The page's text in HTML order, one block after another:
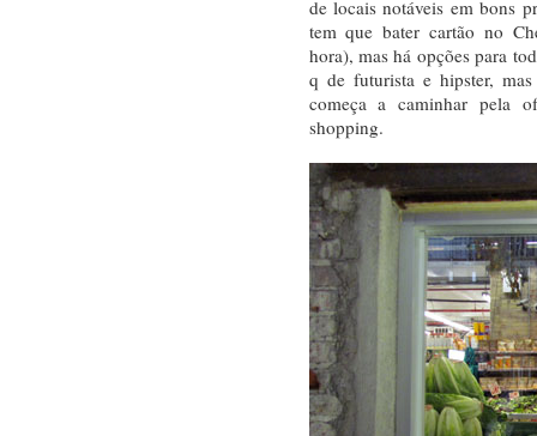
de locais notáveis em bons
tem que bater cartão no
hora), mas há opções para
q de futurista e hipster,
começa a caminhar pela
shopping.